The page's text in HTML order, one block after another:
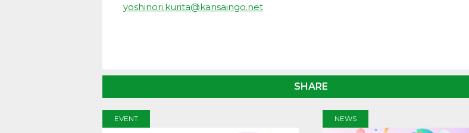
yoshinori.kurita@kansaingo.net
SHARE
EVENT NEWS